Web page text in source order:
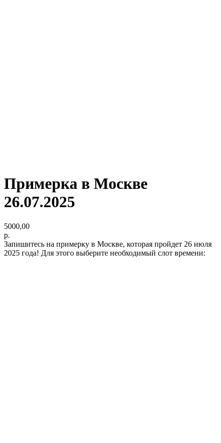
Примерка в Москве
26.07.2025
5000,00
р.
Запишитесь на примерку в Москве, которая пройдет 26 июля
2025 года! Для этого выберите необходимый слот времени: